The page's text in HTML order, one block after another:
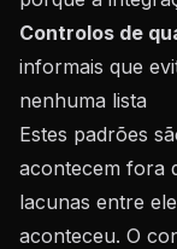
Controlos de
informais que
nenhuma lista
Estes padrões
acontecem fora
lacunas entre
aconteceu. O